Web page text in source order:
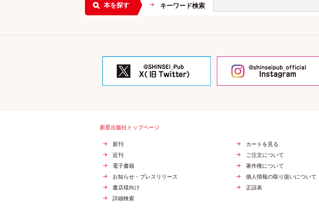
本を探す キーワード検索
新星出版社トップページ
新刊
近刊
電子書籍
お知らせ・プレスリリース
書店様向け
詳細検索
カートを見る
ご注文について
著作権について
個人情報の取り扱いについて
正誤表